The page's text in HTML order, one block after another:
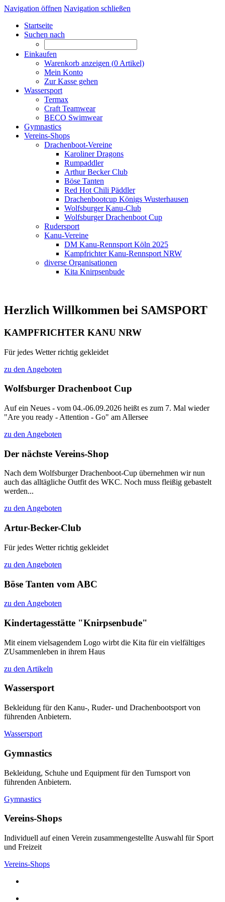
Navigation öffnen Navigation schließen
Startseite
Suchen nach
Einkaufen
Warenkorb anzeigen (0 Artikel)
Mein Konto
Zur Kasse gehen
Wassersport
Termax
Craft Teamwear
BECO Swimwear
Gymnastics
Vereins-Shops
Drachenboot-Vereine
Karoliner Dragons
Rumpaddler
Arthur Becker Club
Böse Tanten
Red Hot Chili Päddler
Drachenbootcup Königs Wusterhausen
Wolfsburger Kanu-Club
Wolfsburger Drachenboot Cup
Rudersport
Kanu-Vereine
DM Kanu-Rennsport Köln 2025
Kampfrichter Kanu-Rennsport NRW
diverse Organisationen
Kita Knirpsenbude
Herzlich Willkommen bei SAMSPORT
KAMPFRICHTER KANU NRW
Für jedes Wetter richtig gekleidet
zu den Angeboten
Wolfsburger Drachenboot Cup
Auf ein Neues - vom 04.-06.09.2026 heißt es zum 7. Mal wieder
"Are you ready - Attention - Go" am Allersee
zu den Angeboten
Der nächste Vereins-Shop
Nach dem Wolfsburger Drachenboot-Cup übernehmen wir nun
auch das alltägliche Outfit des WKC. Noch muss fleißig gebastelt
werden...
zu den Angeboten
Artur-Becker-Club
Für jedes Wetter richtig gekleidet
zu den Angeboten
Böse Tanten vom ABC
zu den Angeboten
Kindertagesstätte "Knirpsenbude"
Mit einem vielsagendem Logo wirbt die Kita für ein vielfältiges
ZUsammenleben in ihrem Haus
zu den Artikeln
Wassersport
Bekleidung für den Kanu-, Ruder- und Drachenbootsport von
führenden Anbietern.
Wassersport
Gymnastics
Bekleidung, Schuhe und Equipment für den Turnsport von
führenden Anbietern.
Gymnastics
Vereins-Shops
Individuell auf einen Verein zusammengestellte Auswahl für Sport
und Freizeit
Vereins-Shops